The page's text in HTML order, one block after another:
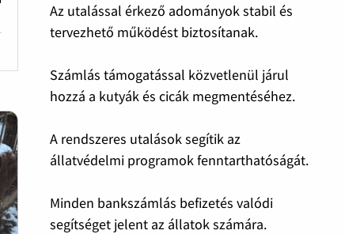
Az utalással érkező adományok stabil és
tervezhető működést biztosítanak.
Számlás támogatással közvetlenül járul
hozzá a kutyák és cicák megmentéséhez.
A rendszeres utalások segítik az
állatvédelmi programok fenntarthatóságát.
Minden bankszámlás befizetés valódi
segítséget jelent az állatok számára.